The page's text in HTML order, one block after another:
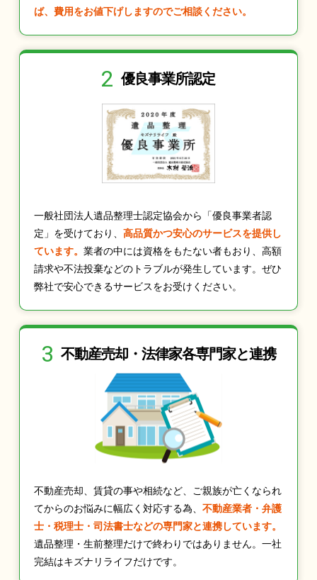
ば、費用をお値下げしますのでご相談ください。
2 優良事業所認定
一般社団法人遺品整理士認定協会から「優良事業者認
定」を受けており、 高品質かつ安心のサービスを提供し
ています。 業者の中には資格をもたない者もおり、高額
請求や不法投棄などのトラブルが発生しています。ぜひ
弊社で安心できるサービスをお受けください。
3 不動産売却・法律家各専門家と連携
不動産売却、賃貸の事や相続など、ご親族が亡くなられ
てからのお悩みに幅広く対応する為、 不動産業者・弁護
士・税理士・司法書士などの専門家と連携しています。
遺品整理・生前整理だけで終わりではありません。一社
完結はキズナリライフだけです。